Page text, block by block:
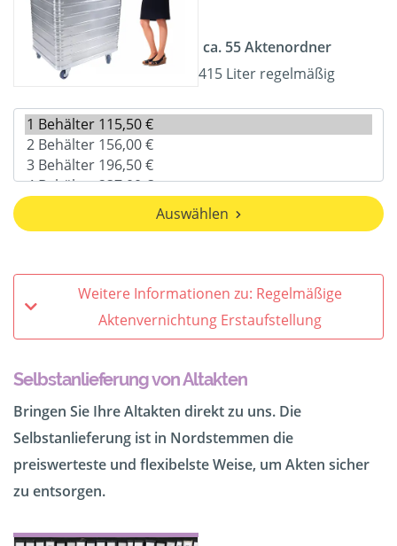
ca. 55 Aktenordner
415 Liter regelmäßig
Auswählen
Weitere Informationen zu: Regelmäßige
Aktenvernichtung Erstaufstellung
Selbstanlieferung von Altakten
Bringen Sie Ihre Altakten direkt zu uns. Die
Selbstanlieferung ist in Nordstemmen die
preiswerteste und flexibelste Weise, um Akten sicher
zu entsorgen.